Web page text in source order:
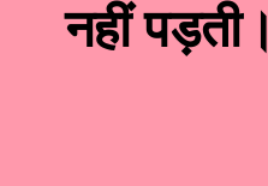
नहीं पड़ती।